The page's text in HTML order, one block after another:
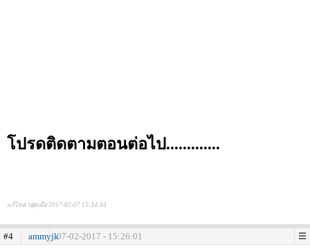
โปรดติดตามตอนต่อไป.............
แก้ไขล่าสุดเมื่อ 2017-02-07 15:34:44
#4 ammyjk07-02-2017 - 15:26:01